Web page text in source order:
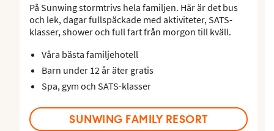
På Sunwing stormtrivs hela familjen. Här är det bus
och lek, dagar fullspäckade med aktiviteter, SATS-
klasser, shower och full fart från morgon till kväll.
Våra bästa familjehotell
Barn under 12 år äter gratis
Spa, gym och SATS-klasser
SUNWING FAMILY RESORT